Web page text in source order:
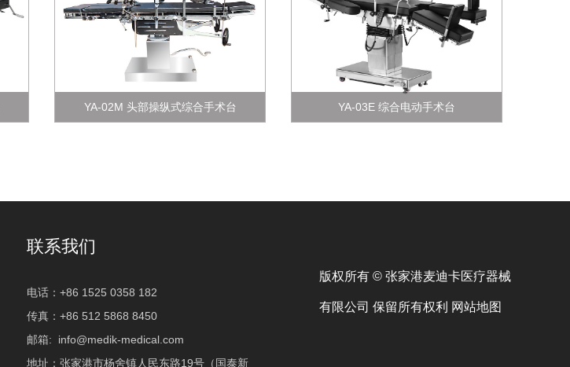
YA-02M 头部操纵式综合手术台 YA-03E 综合电动手术台
联系我们
电话：+86 1525 0358 182
传真：+86 512 5868 8450
邮箱: info@medik-medical.com
地址：张家港市杨舍镇人民东路19号（国泰新
版权所有 © 张家港麦迪卡医疗器械
有限公司 保留所有权利 网站地图